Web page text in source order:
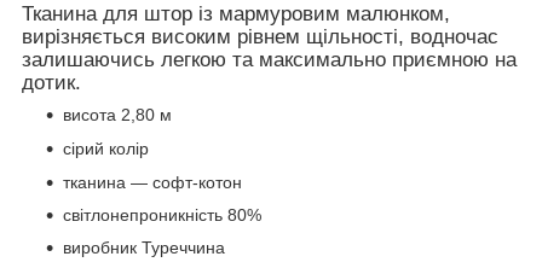
Тканина для штор із мармуровим малюнком,
вирізняється високим рівнем щільності, водночас
залишаючись легкою та максимально приємною на
дотик.
висота 2,80 м
сірий колір
тканина — софт-котон
світлонепроникність 80%
виробник Туреччина